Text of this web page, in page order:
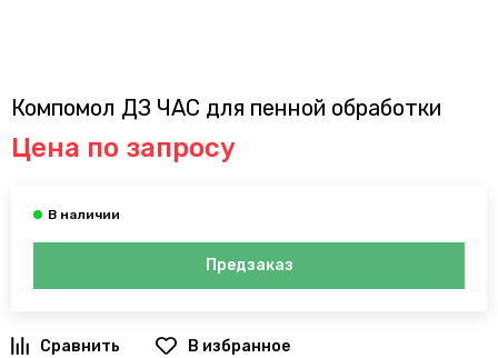
Компомол ДЗ ЧАС для пенной обработки
Цена по запросу
Предзаказ
В избранное